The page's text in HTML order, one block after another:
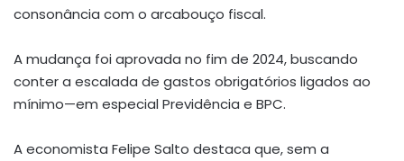
consonância com o arcabouço fiscal.
A mudança foi aprovada no fim de 2024, buscando
conter a escalada de gastos obrigatórios ligados ao
mínimo—em especial Previdência e BPC.
A economista Felipe Salto destaca que, sem a